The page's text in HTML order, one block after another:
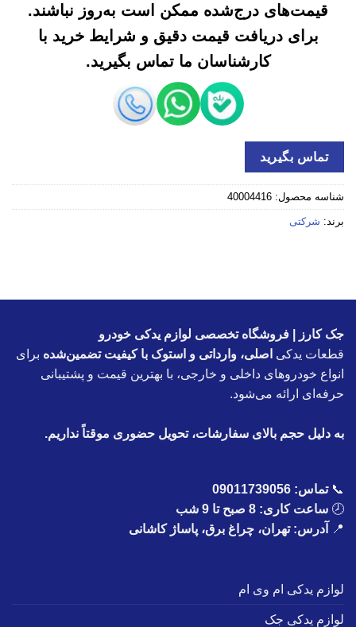
قیمت‌های درج‌شده ممکن است به‌روز نباشند.
برای دریافت قیمت دقیق و شرایط خرید با
کارشناسان ما تماس بگیرید.
تماس بگیرید
شناسه محصول: 40004416
برند: شرکتی
جک کارز | فروشگاه تخصصی لوازم یدکی خودرو
قطعات یدکی اصلی، وارداتی و استوک با کیفیت تضمین‌شده برای
انواع خودروهای داخلی و خارجی، با بهترین قیمت و پشتیبانی
حرفه‌ای ارائه می‌شود.
به دلیل حجم بالای سفارشات، تحویل حضوری موقتاً نداریم.
📞تماس: 09011739056
🕗 ساعت کاری: 8 صبح تا 9 شب
📍
آدرس: تهران، چراغ برق، پاساژ کاشانی
لوازم یدکی ام وی ام
لوازم یدکی جک